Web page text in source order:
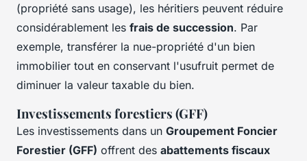
(propriété sans usage), les héritiers peuvent réduire
considérablement les frais de succession. Par
exemple, transférer la nue-propriété d'un bien
immobilier tout en conservant l'usufruit permet de
diminuer la valeur taxable du bien.
Investissements forestiers (GFF)
Les investissements dans un Groupement Foncier
Forestier (GFF) offrent des abattements fiscaux